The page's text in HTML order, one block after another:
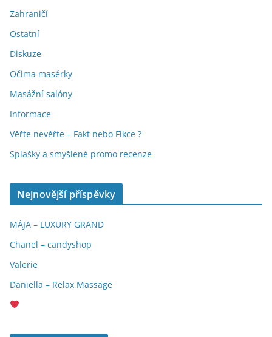
Zahraničí
Ostatní
Diskuze
Očima masérky
Masážní salóny
Informace
Věřte nevěřte – Fakt nebo Fikce ?
Splašky a smyšlené promo recenze
Nejnovější příspěvky
MÁJA – LUXURY GRAND
Chanel – candyshop
Valerie
Daniella – Relax Massage